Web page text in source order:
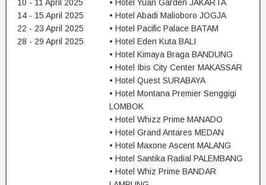
10 - 11 April 2025
14 - 15 April 2025
22 - 23 April 2025
28 - 29 April 2025
• Hotel Yuan Garden JAKARTA
• Hotel Abadi Malioboro JOGJA
• Hotel Pacific Palace BATAM
• Hotel Eden Kuta BALI
• Hotel Kimaya Braga BANDUNG
• Hotel Ibis City Center MAKASSAR
• Hotel Quest SURABAYA
• Hotel Montana Premier Senggigi
LOMBOK
• Hotel Whizz Prime MANADO
• Hotel Grand Antares MEDAN
• Hotel Maxone Ascent MALANG
• Hotel Santika Radial PALEMBANG
• Hotel Whiz Prime BANDAR